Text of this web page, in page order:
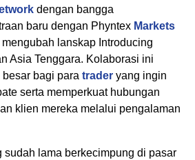
dengan bangga
baru dengan Phyntex Markets
lanskap Introducing
Asia Tenggara. Kolaborasi ini
bagi para trader yang ingin
serta memperkuat hubungan
klien mereka melalui pengalaman
sudah lama berkecimpung di pasar